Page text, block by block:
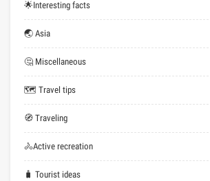
🌟Interesting facts
🌏 Asia
🤔 Miscellaneous
🗺 Travel tips
🧭 Traveling
🚴Active recreation
🧳 Tourist ideas